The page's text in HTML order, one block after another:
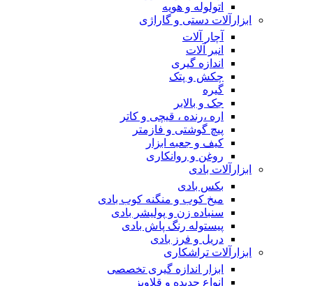
اتولوله و هویه
ابزارآلات دستی و گاراژی
آچار آلات
انبر آلات
اندازه گیری
چکش و پتک
گیره
جک و بالابر
اره ،رنده ، قیچی و کاتر
پیچ گوشتی و فازمتر
کیف و جعبه ابزار
روغن و روانکاری
ابزارآلات بادی
بکس بادی
میخ کوب و منگنه کوب بادی
سنباده زن و پولیشر بادی
پیستوله رنگ پاش بادی
دریل و فرز بادی
ابزارآلات تراشکاری
ابزار اندازه گیری تخصصی
انواع حدیده و قلاویز